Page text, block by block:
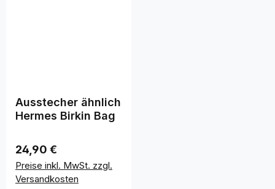
Ausstecher ähnlich
Hermes Birkin Bag
Regulärer Preis:
24,90 €
Preise inkl. MwSt. zzgl.
Versandkosten